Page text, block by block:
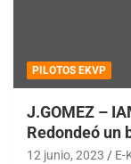
PILOTOS EKVP
J.GOMEZ –
Redondeó un
12 junio, 2023 E-